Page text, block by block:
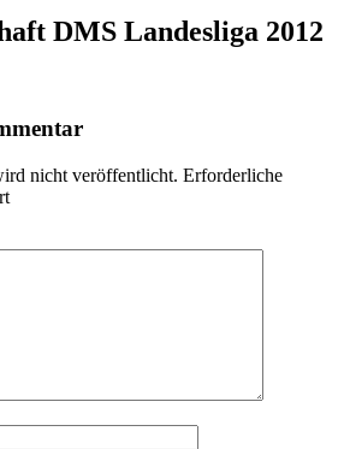
DMS Landesliga 2012
nicht veröffentlicht. Erforderliche